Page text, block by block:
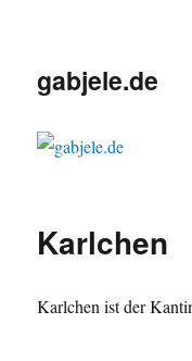
gabjele.de
Karlchen
Karlchen ist der